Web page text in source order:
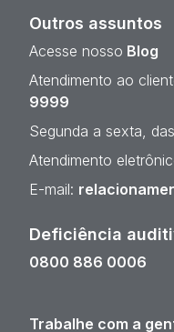
Outros assuntos
Acesse nosso Blog
Atendimento ao
9999
Segunda a sexta,
Atendimento
E-mail:
Deficiência
0800 886 0006
Trabalhe com a